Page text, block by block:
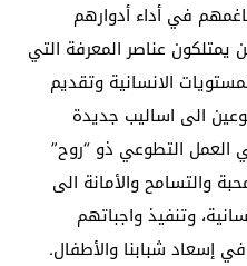
في أداء أدوارهم
يمتلكون عناصر المعرفة التي
الانسانية وتقديم
الى اساليب جديدة
التطوعي ذو “روح”
والتسامح والأمانة الى
وتنفيذ واجباتهم
إسعاد شبابنا والأطفال.